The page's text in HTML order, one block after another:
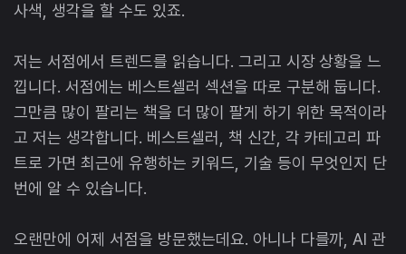
사색, 생각을 할 수도 있죠.
저는 서점에서 트렌드를 읽습니다. 그리고 시장 상황을 느
낍니다. 서점에는 베스트셀러 섹션을 따로 구분해 둡니다.
그만큼 많이 팔리는 책을 더 많이 팔게 하기 위한 목적이라
고 저는 생각합니다. 베스트셀러, 책 신간, 각 카테고리 파
트로 가면 최근에 유행하는 키워드, 기술 등이 무엇인지 단
번에 알 수 있습니다.
오랜만에 어제 서점을 방문했는데요. 아니나 다를까, AI 관